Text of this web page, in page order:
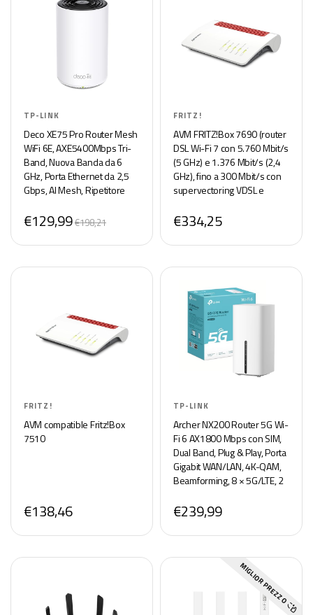
TP-LINK
Deco XE75 Pro Router Mesh
WiFi 6E, AXE5400Mbps Tri-
Band, Nuova Banda da 6
GHz, Porta Ethernet da 2,5
Gbps, AI Mesh, Ripetitore
€129,99€198,21
FRITZ!
AVM FRITZ!Box 7690 (router
DSL Wi-Fi 7 con 5.760 Mbit/s
(5 GHz) e 1.376 Mbit/s (2,4
GHz), fino a 300 Mbit/s con
supervectoring VDSL e
DECT, versione in lingua
tedesca)
€334,25
FRITZ!
AVM compatible Fritz!Box
7510
€138,46
TP-LINK
Archer NX200 Router 5G Wi-
Fi 6 AX1800 Mbps con SIM,
Dual Band, Plug & Play, Porta
Gigabit WAN/LAN, 4K-QAM,
Beamforming, 8 × 5G/LTE, 2
EasyMesh, HomeShield
€239,99
MIGLIOR PREZZO